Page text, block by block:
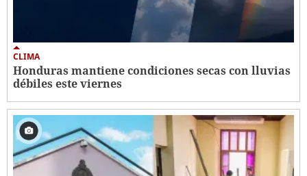
CLIMA
Honduras mantiene condiciones secas con lluvias
débiles este viernes